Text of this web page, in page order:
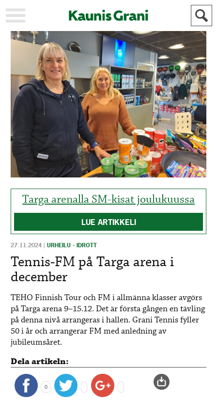
KAUPUNKI
STADEN
AJANKOHTAISTA
AKTUELLT
URHEILU
IDROTT
KULTTUURI
KULTUR
HISTORIA
HISTORIA
YLEINEN
ALLMÄN
MAINOSTAJILLE
FÖR
ANNONSÖRER
Targa arenalla SM-kisat joulukuussa
LUE ARTIKKELI
27.11.2024 |URHEILU - IDROTT
Tennis-FM på Targa arena i
december
TEHO Finnish Tour och FM i allmänna klasser avgörs
på Targa arena 9–15.12. Det är första gången en tävling
på denna nivå arrangeras i hallen. Grani Tennis fyller
50 i år och arrangerar FM med anledning av
jubileumsåret.
Dela artikeln:
0